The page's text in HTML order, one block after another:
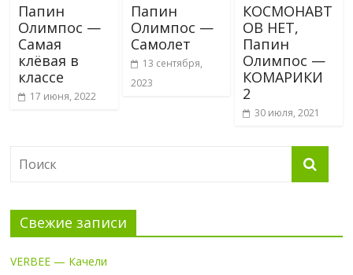
Папин
Олимпос —
Самая
клёвая в
классе
17 июня, 2022
Папин
Олимпос —
Самолет
13 сентября,
2023
КОСМОНАВТ
ОВ НЕТ,
Папин
Олимпос —
КОМАРИКИ
2
30 июля, 2021
Свежие записи
VERBEE — Качели